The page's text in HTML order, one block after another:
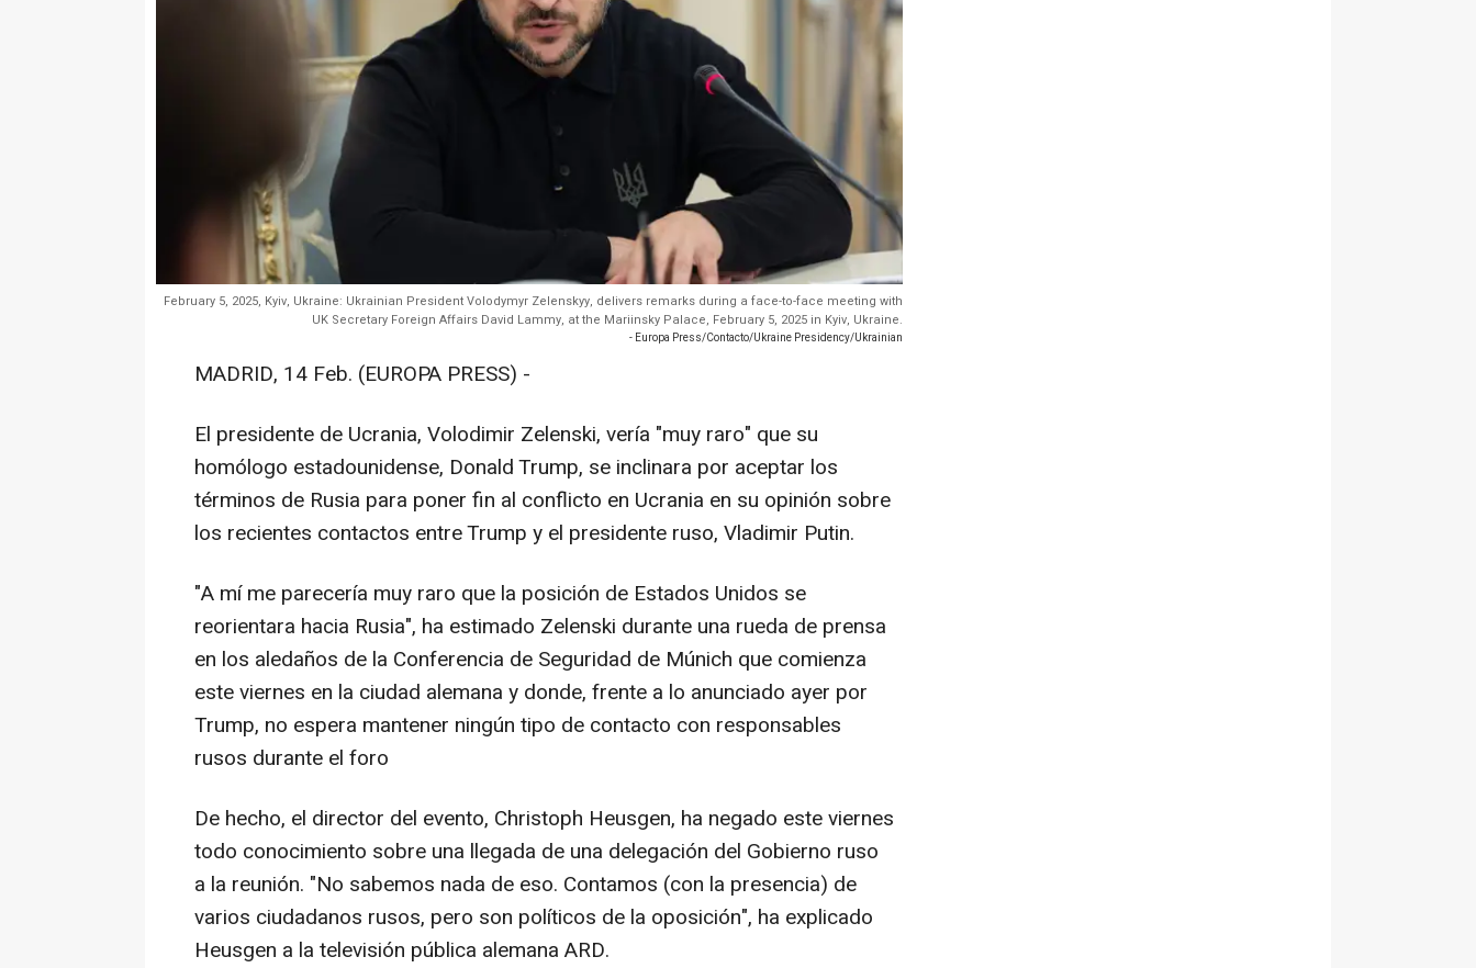
February 5, 2025, Kyiv, Ukraine: Ukrainian President Volodymyr Zelenskyy, delivers remarks during a face-to-face meeting with
UK Secretary Foreign Affairs David Lammy, at the Mariinsky Palace, February 5, 2025 in Kyiv, Ukraine.
- Europa Press/Contacto/Ukraine Presidency/Ukrainian
MADRID, 14 Feb. (EUROPA PRESS) -
El presidente de Ucrania, Volodimir Zelenski, vería "muy raro" que su
homólogo estadounidense, Donald Trump, se inclinara por aceptar los
términos de Rusia para poner fin al conflicto en Ucrania en su opinión sobre
los recientes contactos entre Trump y el presidente ruso, Vladimir Putin.
"A mí me parecería muy raro que la posición de Estados Unidos se
reorientara hacia Rusia", ha estimado Zelenski durante una rueda de prensa
en los aledaños de la Conferencia de Seguridad de Múnich que comienza
este viernes en la ciudad alemana y donde, frente a lo anunciado ayer por
Trump, no espera mantener ningún tipo de contacto con responsables
rusos durante el foro
De hecho, el director del evento, Christoph Heusgen, ha negado este viernes
todo conocimiento sobre una llegada de una delegación del Gobierno ruso
a la reunión. "No sabemos nada de eso. Contamos (con la presencia) de
varios ciudadanos rusos, pero son políticos de la oposición", ha explicado
Heusgen a la televisión pública alemana ARD.